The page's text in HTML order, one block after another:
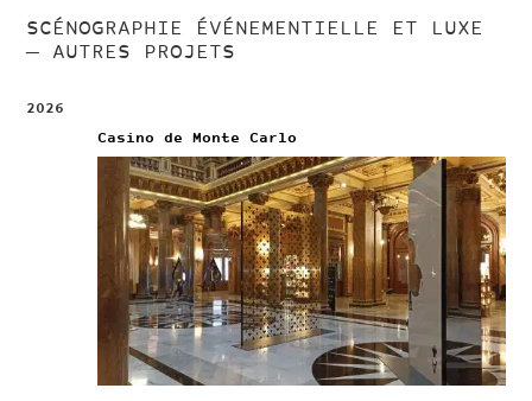
SCÉNOGRAPHIE ÉVÉNEMENTIELLE ET LUXE
— AUTRES PROJETS
2026
Casino de Monte Carlo